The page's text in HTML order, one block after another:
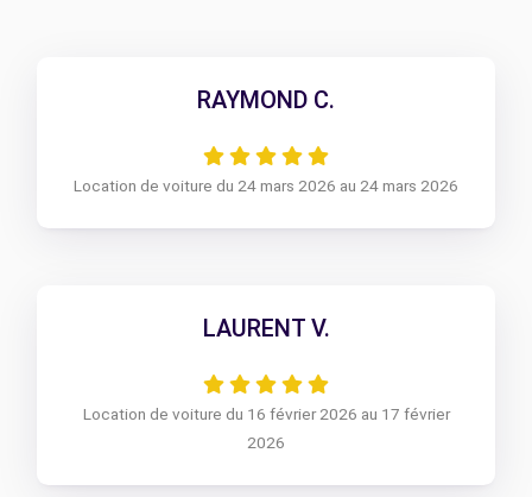
RAYMOND C.
Location de voiture du 24 mars 2026 au 24 mars 2026
LAURENT V.
Location de voiture du 16 février 2026 au 17 février
2026